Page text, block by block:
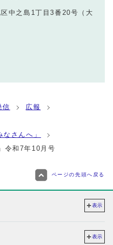
中之島1丁目3番20号（大
信
広報
さんへ」
令和7年10月号
ページの先頭へ戻る
表示
表示